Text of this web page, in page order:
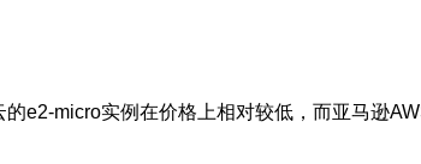
e2-micro实例在价格上相对较低，而亚马逊